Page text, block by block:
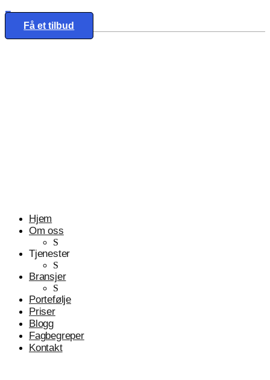
Eng
Få et tilbud
Hjem
Om oss
S
Tjenester
S
Bransjer
S
Portefølje
Priser
Blogg
Fagbegreper
Kontakt